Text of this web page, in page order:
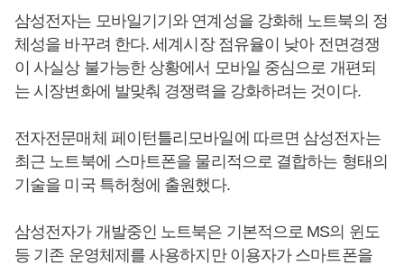
삼성전자는 모바일기기와 연계성을 강화해 노트북의 정
체성을 바꾸려 한다. 세계시장 점유율이 낮아 전면경쟁
이 사실상 불가능한 상황에서 모바일 중심으로 개편되
는 시장변화에 발맞춰 경쟁력을 강화하려는 것이다.
전자전문매체 페이턴틀리모바일에 따르면 삼성전자는
최근 노트북에 스마트폰을 물리적으로 결합하는 형태의
기술을 미국 특허청에 출원했다.
삼성전자가 개발중인 노트북은 기본적으로 MS의 윈도
등 기존 운영체제를 사용하지만 이용자가 스마트폰을